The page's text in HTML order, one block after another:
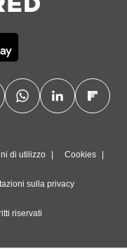
di utilizzo Cookies
sulla privacy
riservati